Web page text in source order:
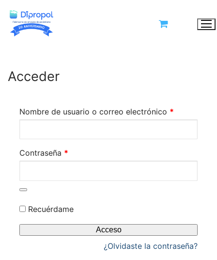
contenido
X
Acceder
Nombre de usuario o correo electrónico *
Contraseña *
Recuérdame
Acceso
¿Olvidaste la contraseña?